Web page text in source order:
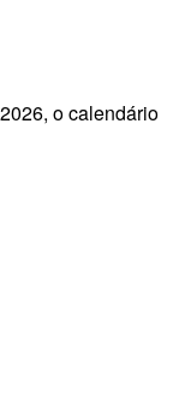
o calendário